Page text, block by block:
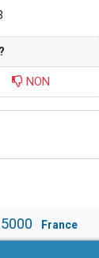
NON
France